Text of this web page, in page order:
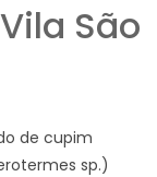
São
de cupim
sp.)